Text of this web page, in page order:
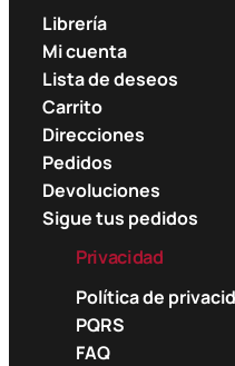
Librería
Mi cuenta
Lista de deseos
Carrito
Direcciones
Pedidos
Devoluciones
Sigue tus pedidos
Privacidad
Política de
PQRS
FAQ